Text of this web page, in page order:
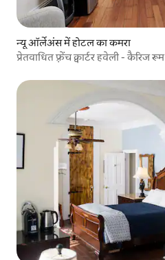
न्यू ऑर्लेअंस में होटल का कमरा
प्रेतवाधित फ़्रेंच क्वार्टर हवेली - कैरिज रूम